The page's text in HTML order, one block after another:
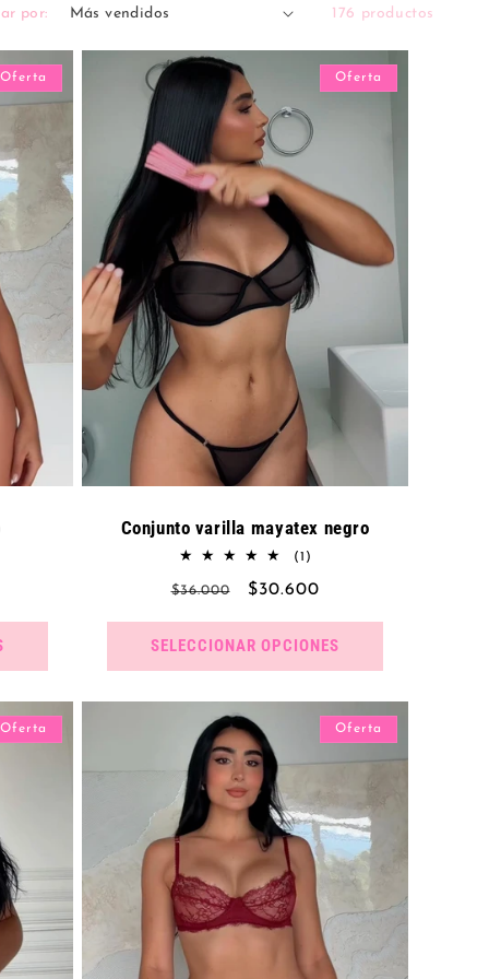
por: 176 productos
Oferta Oferta
Conjunto varilla mayatex negro
(1)
totales
Precio
$36.000
Precio
oferta
$30.600
SELECCIONAR OPCIONES
Oferta Oferta